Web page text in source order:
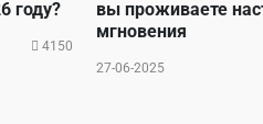
году?
4150
вы проживаете
мгновения
27-06-2025